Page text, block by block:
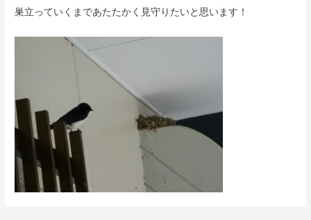
巣立っていくまであたたかく見守りたいと思います！